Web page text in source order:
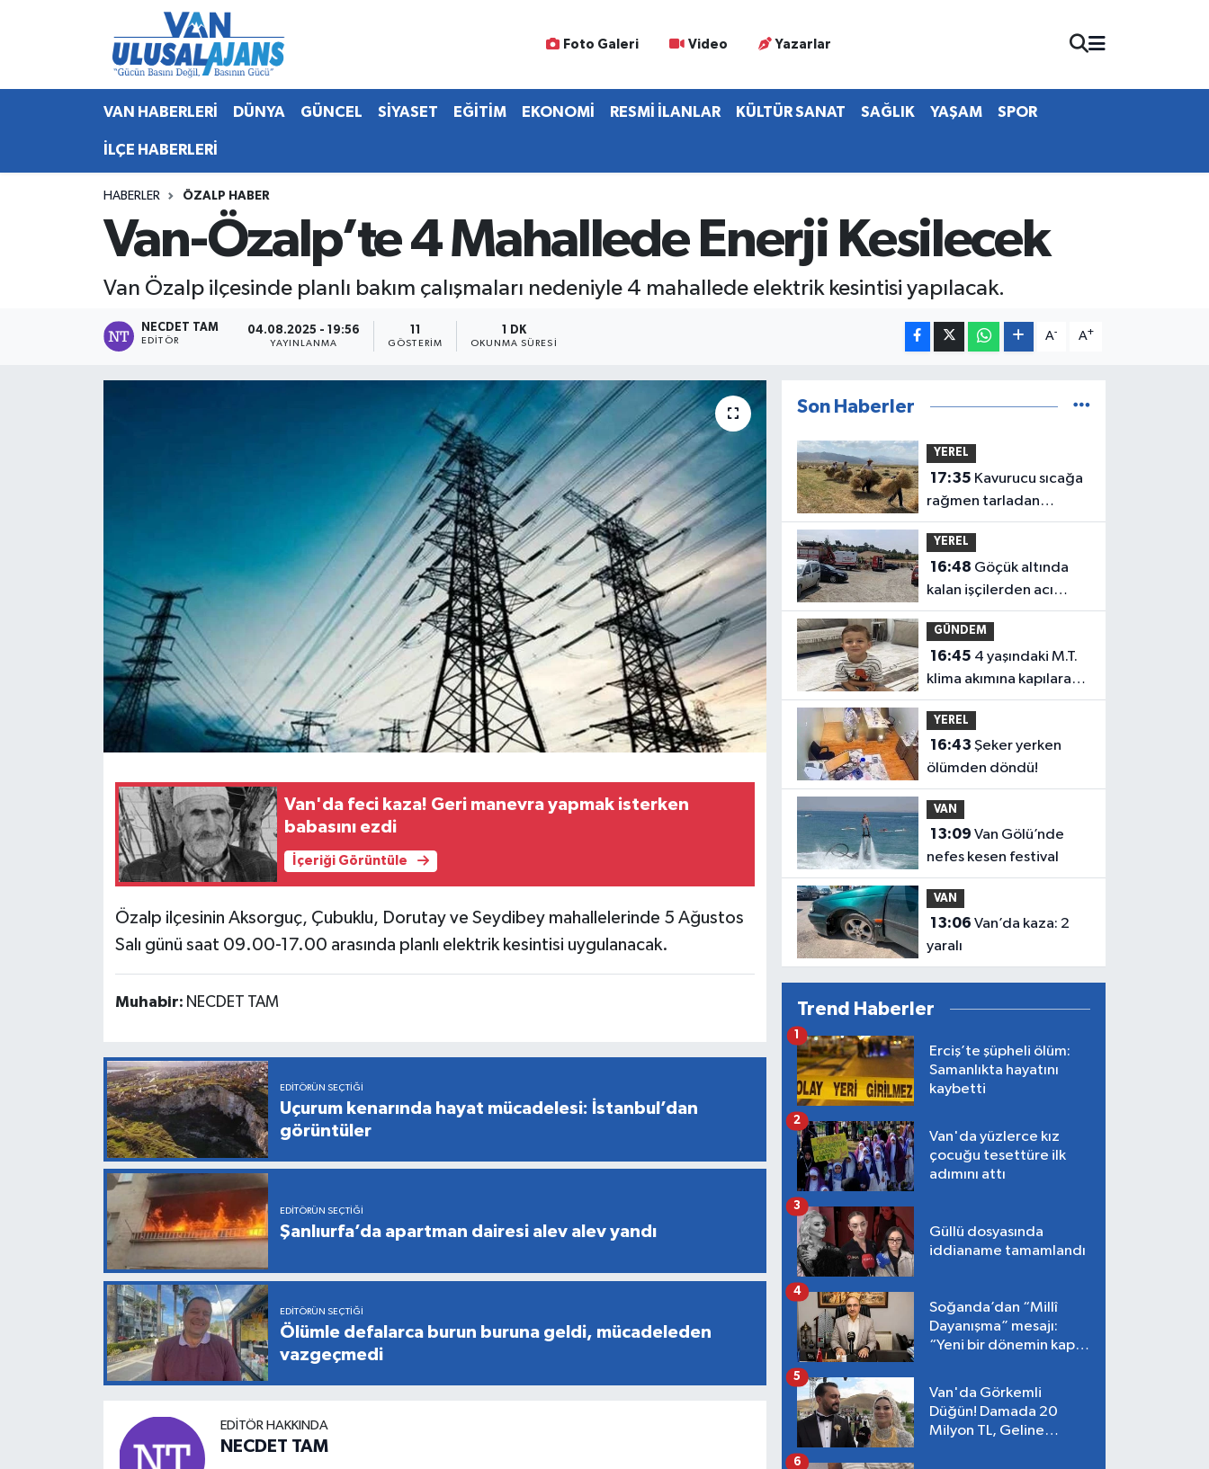
Foto Galeri Video Yazarlar
VAN HABERLERİ DÜNYA GÜNCEL SİYASET EĞİTİM EKONOMİ RESMİ İLANLAR KÜLTÜR SANAT SAĞLIK YAŞAM SPOR
İLÇE HABERLERİ
HABERLER ÖZALP HABER
Van-Özalp’te 4 Mahallede Enerji Kesilecek
Van Özalp ilçesinde planlı bakım çalışmaları nedeniyle 4 mahallede elektrik kesintisi yapılacak.
NECDET TAM
EDITÖR
04.08.2025 - 19:56
YAYINLANMA
11
GÖSTERIM
1 DK
OKUNMA SÜRESI
A- A+
Van'da feci kaza! Geri manevra yapmak isterken
babasını ezdi
İçeriği Görüntüle
Özalp ilçesinin Aksorguç, Çubuklu, Dorutay ve Seydibey mahallelerinde 5 Ağustos
Salı günü saat 09.00-17.00 arasında planlı elektrik kesintisi uygulanacak.
Muhabir: NECDET TAM
EDITÖRÜN SEÇTIĞI
Uçurum kenarında hayat mücadelesi: İstanbul’dan
görüntüler
EDITÖRÜN SEÇTIĞI
Şanlıurfa’da apartman dairesi alev alev yandı
EDITÖRÜN SEÇTIĞI
Ölümle defalarca burun buruna geldi, mücadeleden
vazgeçmedi
EDITÖR HAKKINDA
NECDET TAM
Son Haberler
YEREL
17:35
rağmen tarladan
çıkmıyorlar!
Yüksekova’da zorlu
buğday hasadı
YEREL
16:48
kalan işçilerden acı
haber! 1 kişi yaşamını
yitirdi
GÜNDEM
16:45
klima akımına kapılarak
hayatını kaybetti! Ev
sahibi tutuklandı
YEREL
16:43
ölümden döndü!
VAN
13:09
nefes kesen festival
VAN
13:06
yaralı
Trend Haberler
Erciş’te şüpheli ölüm:
Samanlıkta hayatını
kaybetti
1
Van'da yüzlerce kız
çocuğu tesettüre ilk
adımını attı
2
Güllü dosyasında
iddianame tamamlandı
3
Soğanda’dan “Millî
Dayanışma” mesajı:
“Yeni bir dönemin kapısı
4
Van'da Görkemli
Düğün! Damada 20
Milyon TL, Geline
5
6
Van Nöbetçi Eczaneler
Van Hava Durumu
Van Namaz Vakitleri
Süper Lig Puan Durumu ve Fikstür
Tüm Manşetler
Son Dakika Haberleri